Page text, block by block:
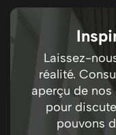
Laissez-
réalité.
aperçu de
pour
pouvons